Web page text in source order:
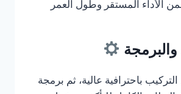
الأداء المستقر وطول العمر
باحترافية عالية، ثم برمجة